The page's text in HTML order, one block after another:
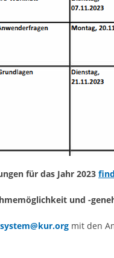
für das Jahr 2023
und -
mit den